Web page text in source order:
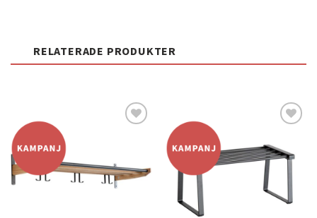
RELATERADE PRODUKTER
önskelistan
Lägg
till i
önskelistan